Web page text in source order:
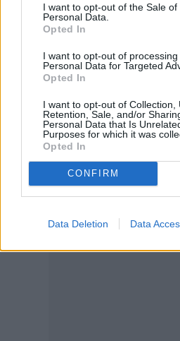
I want to opt-out of the Sale of
Personal Data.
Opted In
I want to opt-out of processing
Personal Data for Targeted
Opted In
I want to opt-out of Collection,
Retention, Sale, and/or
Personal Data that Is
Purposes for which it was
Opted In
CONFIRM
Data Deletion Data
αντίστοιχα. Η BofA
κινείται πάνω από τον
αλλά θεωρεί ότι η
κερδών, τα υψηλότερα
η ανάπτυξη στην
βασικοί καταλύτες για τη
Διαβάστε επίσης